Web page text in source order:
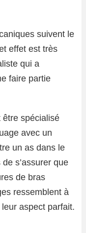
suivent le
effet est très
qui a
faire partie
être spécialisé
avec un
un as dans le
s’assurer que
de bras
​​ressemblent à
aspect parfait.